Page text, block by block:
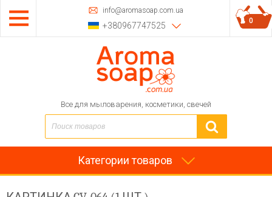
info@aromasoap.com.ua
+380967747525
Все для мыловарения, косметики, свечей
0
Категории товаров